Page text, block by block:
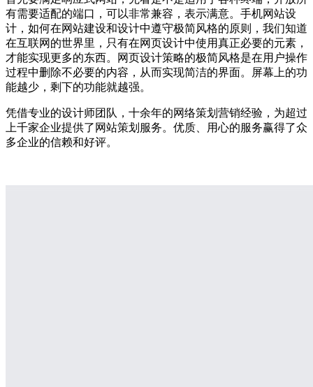
有需要适配的端口，可以非常兼容，表示满意。手机网站设
计，如何在网站建设和设计中遵守极简风格的原则，我们知道
在互联网的世界里，只有在网页设计中使用真正必要的元素，
才能实现更多的东西。网页设计策略的极简风格是在用户操作
过程中删除不必要的内容，从而实现简洁的界面。屏幕上的功
能越少，剩下的功能就越强。
凭借专业的设计师团队，十余年的网络策划营销经验，为超过
上千家企业提供了网站策划服务。优质、用心的服务赢得了众
多企业的信赖和好评。